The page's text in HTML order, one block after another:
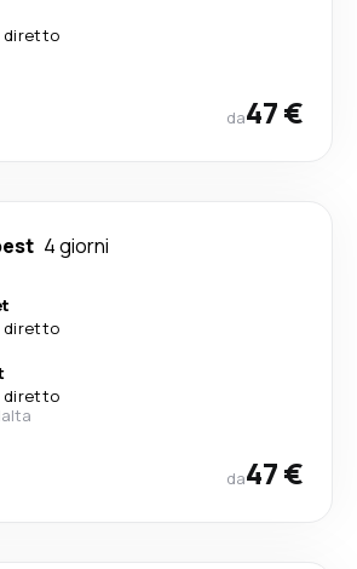
diretto
da47 €
4 giorni
diretto
diretto
da47 €